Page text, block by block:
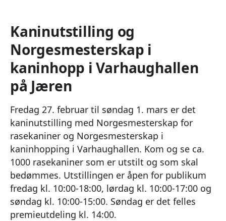
Kaninutstilling og
Norgesmesterskap i
kaninhopp i Varhaughallen
på Jæren
Fredag 27. februar til søndag 1. mars er det
kaninutstilling med Norgesmesterskap for
rasekaniner og Norgesmesterskap i
kaninhopping i Varhaughallen. Kom og se ca.
1000 rasekaniner som er utstilt og som skal
bedømmes. Utstillingen er åpen for publikum
fredag kl. 10:00-18:00, lørdag kl. 10:00-17:00 og
søndag kl. 10:00-15:00. Søndag er det felles
premieutdeling kl. 14:00.